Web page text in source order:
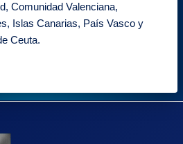
Comunidad Valenciana,
Islas Canarias, País Vasco y
Ceuta.